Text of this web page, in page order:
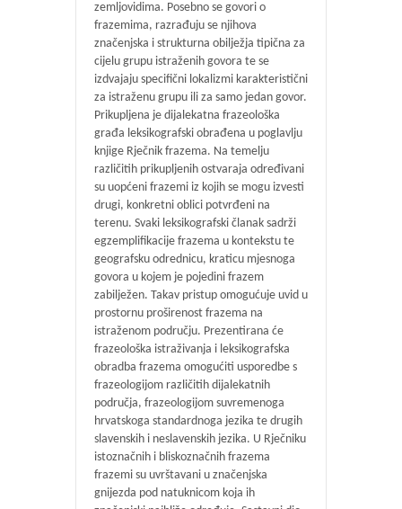
zemljovidima. Posebno se govori o
frazemima, razrađuju se njihova
značenjska i strukturna obilježja tipična za
cijelu grupu istraženih govora te se
izdvajaju specifični lokalizmi karakteristični
za istraženu grupu ili za samo jedan govor.
Prikupljena je dijalekatna frazeološka
građa leksikografski obrađena u poglavlju
knjige Rječnik frazema. Na temelju
različitih prikupljenih ostvaraja određivani
su uopćeni frazemi iz kojih se mogu izvesti
drugi, konkretni oblici potvrđeni na
terenu. Svaki leksikografski članak sadrži
egzemplifikacije frazema u kontekstu te
geografsku odrednicu, kraticu mjesnoga
govora u kojem je pojedini frazem
zabilježen. Takav pristup omogućuje uvid u
prostornu proširenost frazema na
istraženom području. Prezentirana će
frazeološka istraživanja i leksikografska
obradba frazema omogućiti usporedbe s
frazeologijom različitih dijalekatnih
područja, frazeologijom suvremenoga
hrvatskoga standardnoga jezika te drugih
slavenskih i neslavenskih jezika. U Rječniku
istoznačnih i bliskoznačnih frazema
frazemi su uvrštavani u značenjska
gnijezda pod natuknicom koja ih